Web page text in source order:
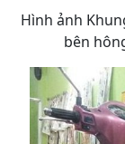
Hình ảnh
bên